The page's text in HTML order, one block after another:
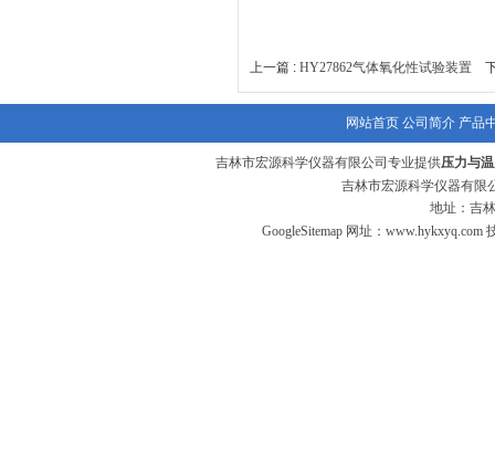
上一篇 : HY27862气体氧化性试验装置
网站首页 公司简介 产品
吉林市宏源科学仪器有限公司专业提供压力与
吉林市宏源科学仪器有限
地址：吉
GoogleSitemap网址： www.hykxyq.com